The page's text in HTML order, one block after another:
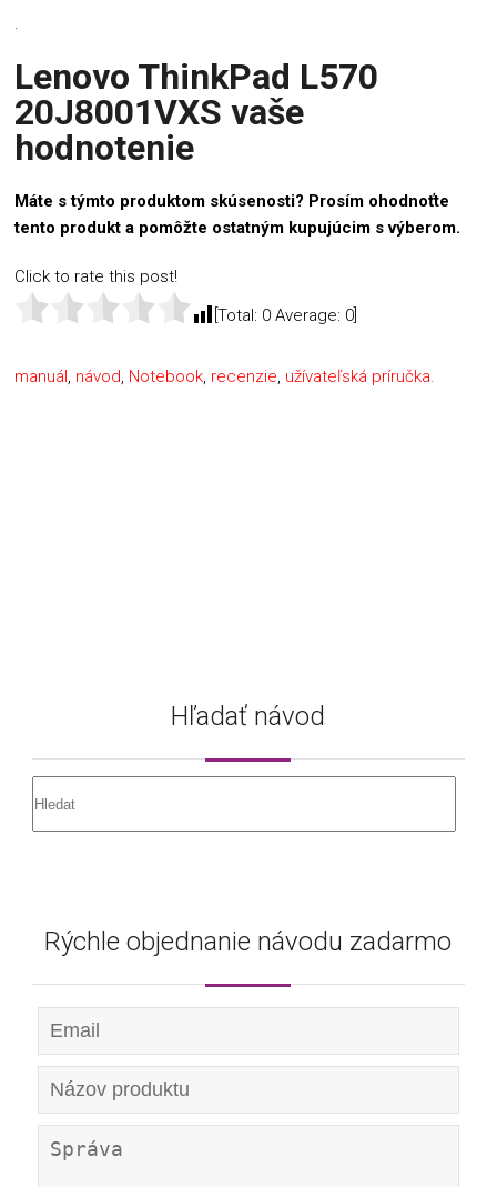
.
Lenovo ThinkPad L570
20J8001VXS vaše
hodnotenie
Máte s týmto produktom skúsenosti? Prosím ohodnoťte
tento produkt a pomôžte ostatným kupujúcim s výberom.
Click to rate this post!
[Total: 0 Average: 0
manuál, návod, Notebook, recenzie, užívateľská príručka.
Hľadať návod
Rýchle objednanie návodu zadarmo